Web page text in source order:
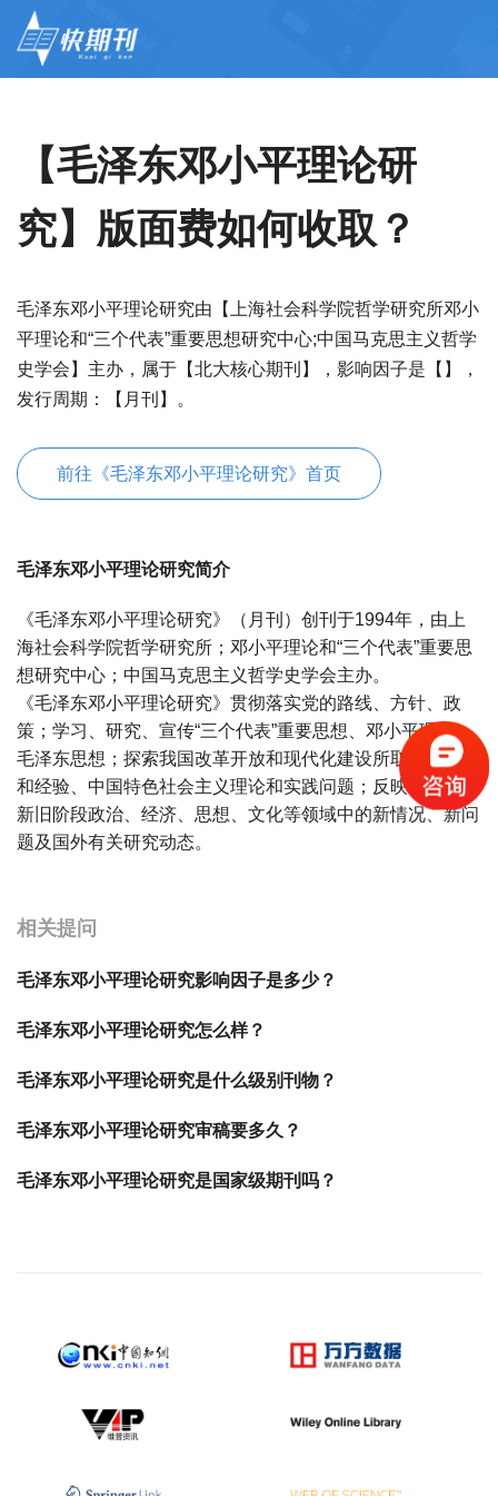
【毛泽东邓小平理论研
究】版面费如何收取？
毛泽东邓小平理论研究由【上海社会科学院哲学研究所邓小
平理论和“三个代表”重要思想研究中心;中国马克思主义哲学
史学会】主办，属于【北大核心期刊】，影响因子是【】，
发行周期：【月刊】。
前往《毛泽东邓小平理论研究》首页
毛泽东邓小平理论研究简介
《毛泽东邓小平理论研究》（月刊）创刊于1994年，由上
海社会科学院哲学研究所；邓小平理论和“三个代表”重要思
想研究中心；中国马克思主义哲学史学会主办。
《毛泽东邓小平理论研究》贯彻落实党的路线、方针、政
策；学习、研究、宣传“三个代表”重要思想、邓小平理论、
毛泽东思想；探索我国改革开放和现代化建设所取得的成就
和经验、中国特色社会主义理论和实践问题；反映社会主义
新旧阶段政治、经济、思想、文化等领域中的新情况、新问
题及国外有关研究动态。
相关提问
毛泽东邓小平理论研究影响因子是多少？
毛泽东邓小平理论研究怎么样？
毛泽东邓小平理论研究是什么级别刊物？
毛泽东邓小平理论研究审稿要多久？
毛泽东邓小平理论研究是国家级期刊吗？